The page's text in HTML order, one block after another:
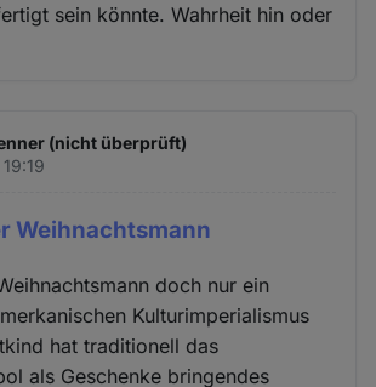
sein könnte. Wahrheit hin oder
(nicht überprüft)
Weihnachtsmann
doch nur ein
Kulturimperialismus
hat traditionell das
als Geschenke bringendes